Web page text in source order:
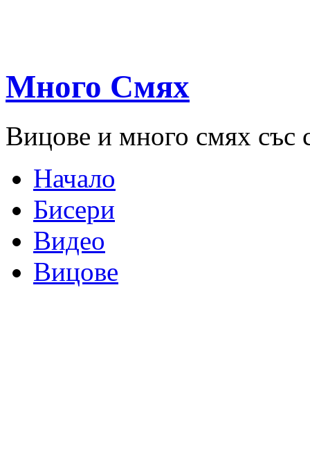
Много Смях
Вицове и много смях със
Начало
Бисери
Видео
Вицове